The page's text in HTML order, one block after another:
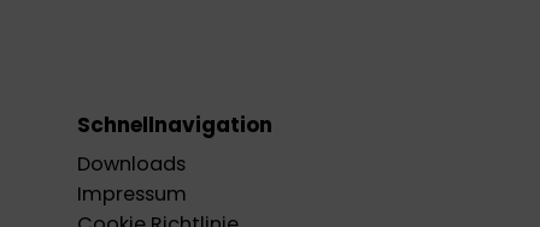
Schnellnavigation
Downloads
Impressum